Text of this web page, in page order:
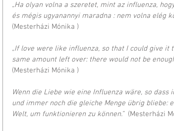
„Ha olyan volna a szeretet, mint az influenza,
és mégis ugyanannyi maradna : nem volna elég
(Mesterházi Mónika )
„If love were like influenza, so that I could give
same amount left over: there would not be
(Mesterházi Mónika )
Wenn die Liebe wie eine Influenza wäre, so
und immer noch die gleiche Menge übrig bliebe:
Welt, um funktionieren zu können.” (Mesterházi